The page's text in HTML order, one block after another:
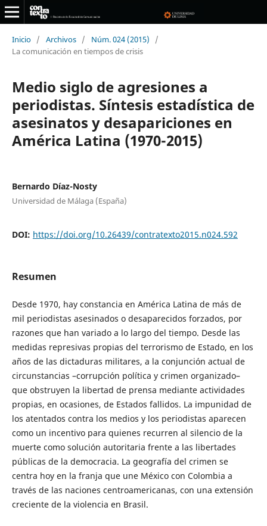
Inicio / Archivos / Núm. 024 (2015)
/
La comunicación en tiempos de crisis
Medio siglo de agresiones a
periodistas. Síntesis estadística de
asesinatos y desapariciones en
América Latina (1970-2015)
Bernardo Díaz-Nosty
Universidad de Málaga (España)
DOI: https://doi.org/10.26439/contratexto2015.n024.592
Resumen
Desde 1970, hay constancia en América Latina de más de
mil periodistas asesinados o desaparecidos forzados, por
razones que han variado a lo largo del tiempo. Desde las
medidas represivas propias del terrorismo de Estado, en los
años de las dictaduras militares, a la conjunción actual de
circunstancias –corrupción política y crimen organizado–
que obstruyen la libertad de prensa mediante actividades
propias, en ocasiones, de Estados fallidos. La impunidad de
los atentados contra los medios y los periodistas aparecen
como un incentivo para quienes recurren al silencio de la
muerte como solución autoritaria frente a las libertades
públicas de la democracia. La geografía del crimen se
centra hoy en la franja que une México con Colombia a
través de las naciones centroamericanas, con una extensión
creciente de la violencia en Brasil.